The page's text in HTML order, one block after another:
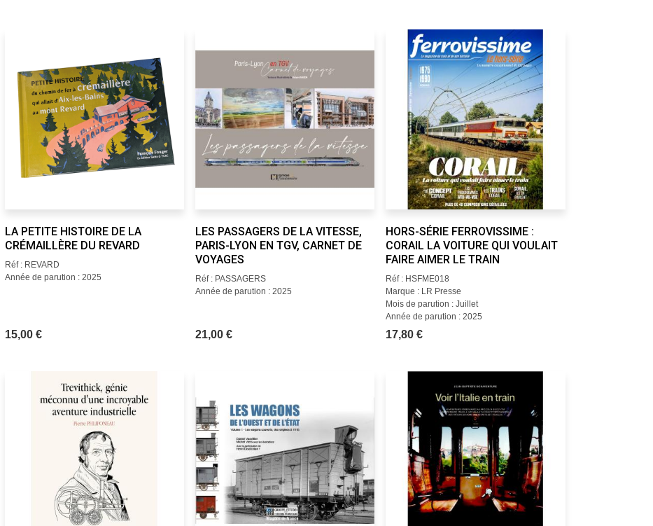
LA PETITE HISTOIRE DE LA
CRÉMAILLÈRE DU REVARD
Réf : REVARD
Année de parution : 2025
15,00 €
LES PASSAGERS DE LA VITESSE,
PARIS-LYON EN TGV, CARNET DE
VOYAGES
Réf : PASSAGERS
Année de parution : 2025
21,00 €
HORS-SÉRIE FERROVISSIME :
CORAIL LA VOITURE QUI VOULAIT
FAIRE AIMER LE TRAIN
Réf : HSFME018
Marque : LR Presse
Mois de parution : Juillet
Année de parution : 2025
17,80 €